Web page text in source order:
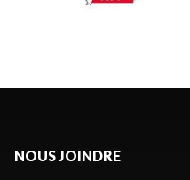
NOUS JOINDRE